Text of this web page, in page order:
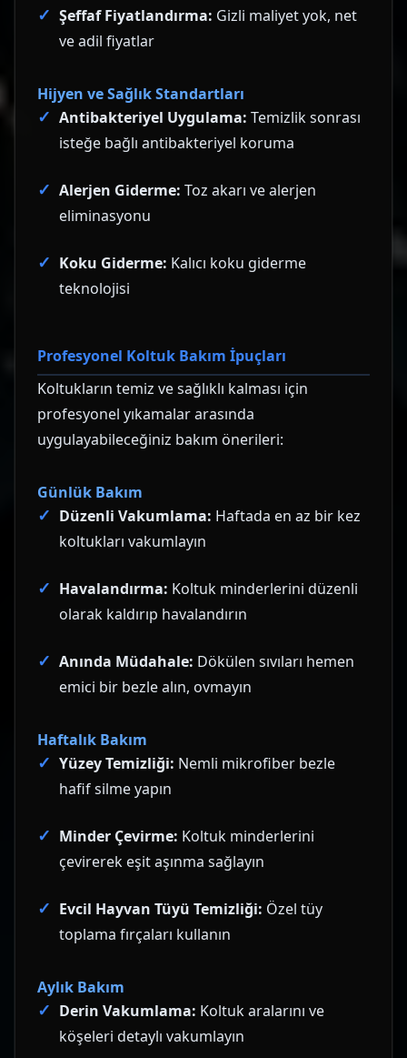
Şeffaf Fiyatlandırma: Gizli maliyet yok, net
ve adil fiyatlar
Hijyen ve Sağlık Standartları
Antibakteriyel Uygulama: Temizlik sonrası
isteğe bağlı antibakteriyel koruma
Alerjen Giderme: Toz akarı ve alerjen
eliminasyonu
Koku Giderme: Kalıcı koku giderme
teknolojisi
Profesyonel Koltuk Bakım İpuçları
Koltukların temiz ve sağlıklı kalması için
profesyonel yıkamalar arasında
uygulayabileceğiniz bakım önerileri:
Günlük Bakım
Düzenli Vakumlama: Haftada en az bir kez
koltukları vakumlayın
Havalandırma: Koltuk minderlerini düzenli
olarak kaldırıp havalandırın
Anında Müdahale: Dökülen sıvıları hemen
emici bir bezle alın, ovmayın
Haftalık Bakım
Yüzey Temizliği: Nemli mikrofiber bezle
hafif silme yapın
Minder Çevirme: Koltuk minderlerini
çevirerek eşit aşınma sağlayın
Evcil Hayvan Tüyü Temizliği: Özel tüy
toplama fırçaları kullanın
Aylık Bakım
Derin Vakumlama: Koltuk aralarını ve
köşeleri detaylı vakumlayın